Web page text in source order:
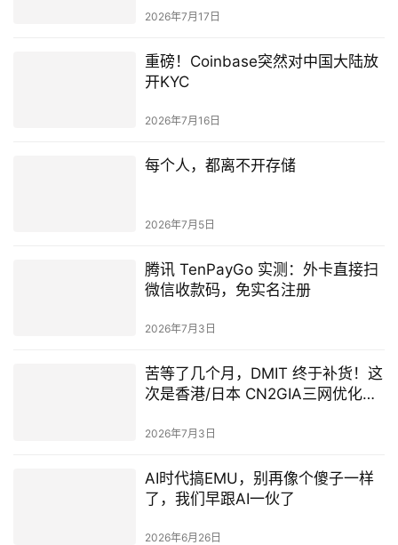
2026年7月17日
重磅！Coinbase突然对中国大陆放
开KYC
2026年7月16日
每个人，都离不开存储
2026年7月5日
腾讯 TenPayGo 实测：外卡直接扫
微信收款码，免实名注册
2026年7月3日
苦等了几个月，DMIT 终于补货！这
次是香港/日本 CN2GIA三网优化产
2026年7月3日
AI时代搞EMU，别再像个傻子一样
了，我们早跟AI一伙了
2026年6月26日